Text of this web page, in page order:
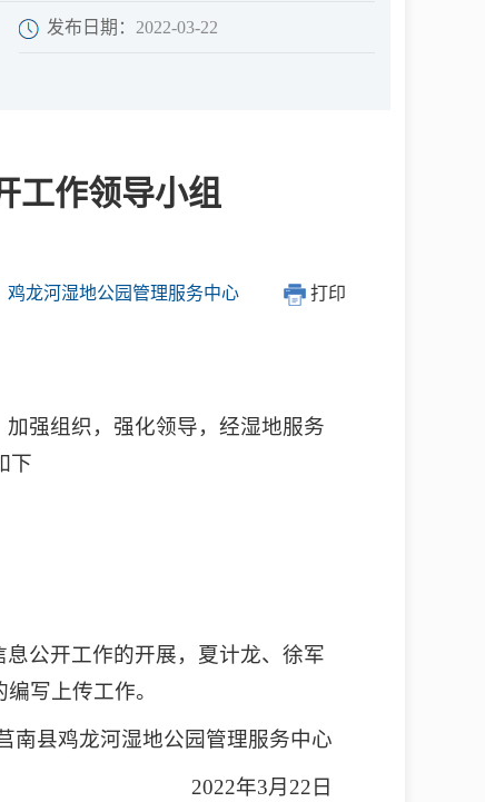
上调查
发布日期： 2022-03-22
工作领导小组
鸡龙河湿地公园管理服务中心 打印
强组织，强化领导，经湿地服务
下
公开工作的开展，夏计龙、徐军
写上传工作。
南县鸡龙河湿地公园管理服务中心
2022年3月22日